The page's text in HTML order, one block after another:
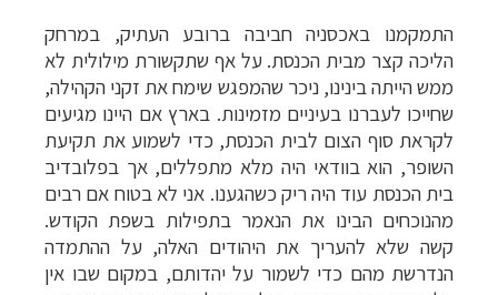
התמקמנו באכסניה חביבה ברובע העתיק, במרחק
הליכה קצר מבית הכנסת. על אף שתקשורת מילולית לא
ממש הייתה בינינו, ניכר שהמפגש שימח את זקני הקהילה,
שחייכו לעברנו בעיניים מזמינות. בארץ אם היינו מגיעים
לקראת סוף הצום לבית הכנסת, כדי לשמוע את תקיעת
השופר, הוא בוודאי היה מלא מתפללים, אך בפלובדיב
בית הכנסת עוד היה ריק כשהגענו. אני לא בטוח אם רבים
מהנוכחים הבינו את הנאמר בתפילות בשפת הקודש.
קשה שלא להעריך את היהודים האלה, על ההתמדה
הנדרשת מהם כדי לשמור על יהדותם, במקום שבו אין